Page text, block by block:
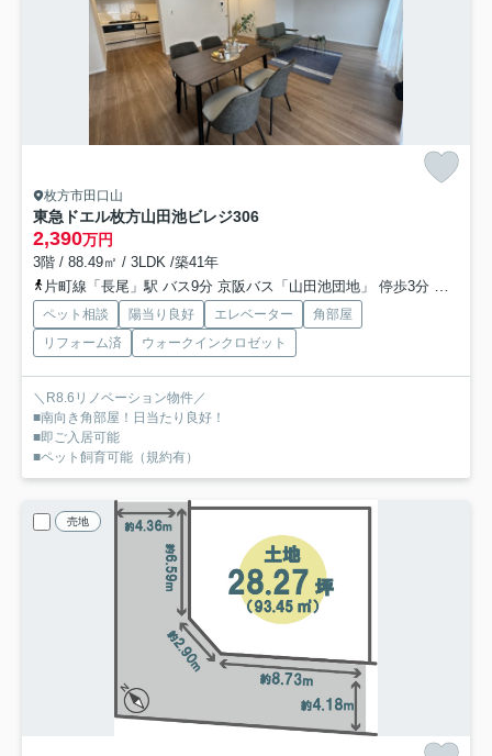
枚方市田口山
東急ドエル枚方山田池ビレジ306
2,390万円
3階 / 88.49㎡ / 3LDK /築41年
片町線「長尾」駅 バス9分 京阪バス「山田池団地」 停歩3分
ペット相談 陽当り良好 エレベーター
角部屋
リフォーム済
ウォークインクロゼット
＼R8.6リノベーション物件／
■南向き角部屋！日当たり良好！
■即ご入居可能
■ペット飼育可能（規約有）
売地